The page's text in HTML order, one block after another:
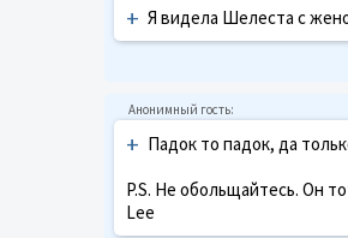
+ Я видела Шелеста с
+ Падок то падок, да
P.S. Не обольщайтесь. Он
Lee